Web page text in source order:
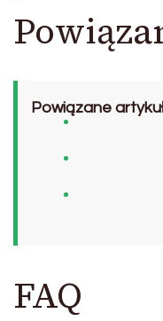
Powiązane
FAQ